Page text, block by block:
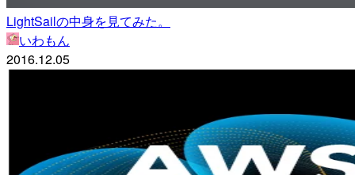
LightSailの中身を見てみた。
いわもん
2016.12.05